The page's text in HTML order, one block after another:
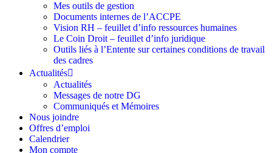
Mes outils de gestion
Documents internes de l’ACCPE
Vision RH – feuillet d’info ressources humaines
Le Coin Droit – feuillet d’info juridique
Outils liés à l’Entente sur certaines conditions de travail
des cadres
Actualités
Actualités
Messages de notre DG
Communiqués et Mémoires
Nous joindre
Offres d’emploi
Calendrier
Mon compte